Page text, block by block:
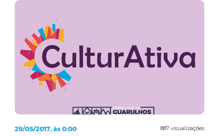
887 visualizações
29/05/2017, às 0:00